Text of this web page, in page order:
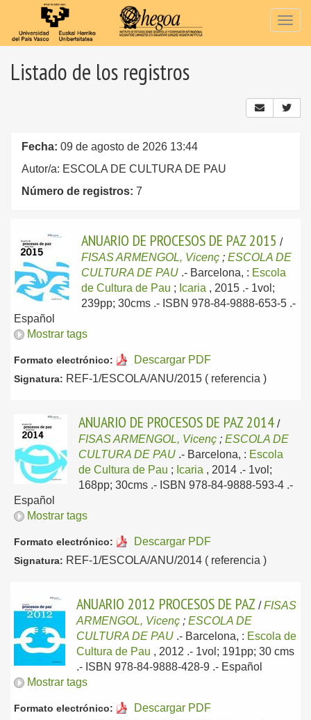
Listado de los registros
Fecha: 09 de agosto de 2026 13:44
Autor/a: ESCOLA DE CULTURA DE PAU
Número de registros: 7
ANUARIO DE PROCESOS DE PAZ 2015 /
FISAS ARMENGOL, Vicenç ; ESCOLA DE
CULTURA DE PAU .- Barcelona, : Escola
de Cultura de Pau ; Icaria , 2015 .- 1vol;
239pp; 30cms .- ISBN 978-84-9888-653-5 .-
Español
Mostrar tags
Formato electrónico: Descargar PDF
Signatura: REF-1/ESCOLA/ANU/2015 ( referencia )
ANUARIO DE PROCESOS DE PAZ 2014 /
FISAS ARMENGOL, Vicenç ; ESCOLA DE
CULTURA DE PAU .- Barcelona, : Escola
de Cultura de Pau ; Icaria , 2014 .- 1vol;
168pp; 30cms .- ISBN 978-84-9888-593-4 .-
Español
Mostrar tags
Formato electrónico: Descargar PDF
Signatura: REF-1/ESCOLA/ANU/2014 ( referencia )
ANUARIO 2012 PROCESOS DE PAZ /FISAS
ARMENGOL, Vicenç ; ESCOLA DE
CULTURA DE PAU .- Barcelona, : Escola de
Cultura de Pau , 2012 .- 1vol; 191pp; 30 cms
.- ISBN 978-84-9888-428-9 .- Español
Mostrar tags
Formato electrónico: Descargar PDF